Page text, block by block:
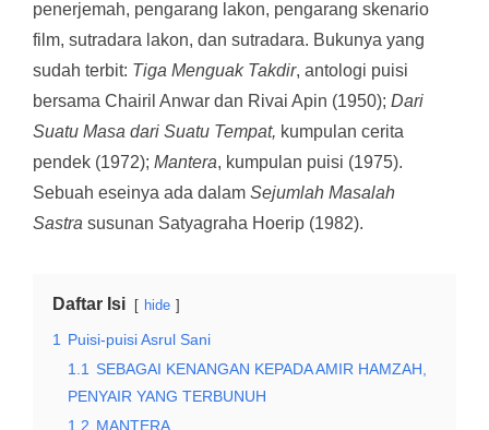
penerjemah, pengarang lakon, pengarang skenario
film, sutradara lakon, dan sutradara. Bukunya yang
sudah terbit: Tiga Menguak Takdir, antologi puisi
bersama Chairil Anwar dan Rivai Apin (1950); Dari
Suatu Masa dari Suatu Tempat, kumpulan cerita
pendek (1972); Mantera, kumpulan puisi (1975).
Sebuah eseinya ada dalam Sejumlah Masalah
Sastra susunan Satyagraha Hoerip (1982).
Daftar Isi hide
1
Puisi-puisi Asrul Sani
1.1 SEBAGAI KENANGAN KEPADA AMIR HAMZAH,
PENYAIR YANG TERBUNUH
1.2 MANTERA